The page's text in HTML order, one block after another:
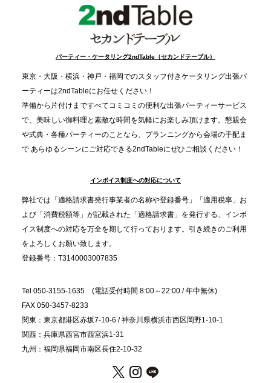
事提供を実施へ
TBS「Nスタ」で、2ndTable「1DISH」が紹介され
2025.11.21
プレスリリースのご案内｜忘年会は“移動時間ゼロ
分”の時代へ。法人注文が前年比5倍に伸びた「宅配
オードブル」が提案する、新しい乾杯文化
プレスリリースのご案内｜職場で完結する“忘年会・
納会ケータリング”が人気。幹事負担を軽減し、社内
コミュニケーションを促進
パーティー・ケータリング2ndTable（セカンドテーブル）
東京・大阪・横浜・神戸・福岡でのスタッフ付きケータリング出張パ
ーティーは2ndTableにお任せください！
準備から片付けまですべてコミコミの便利な出張パーティーサービス
で、美味しい御料理と素敵な時間を気軽にお楽しみ頂けます。懇親会
や式典・各種パーティーのことなら、プランニングから会場の手配ま
で あらゆるシーンにご対応できる2ndTableにぜひご相談ください！
インボイス制度への対応について
弊社では「適格請求書発行事業者の名称や登録番号」「適用税率」お
よび「消費税額等」が記載された「適格請求書」を発行する、インボ
イス制度への対応を万全を期して行っております。引き続きのご利用
をよろしくお願い致します。
登録番号：T3140003007835
Tel 050-3155-1635 (電話受付時間 8:00～22:00 / 年中無休)
FAX 050-3457-8233
関東：東京都港区赤坂7-10-6 / 神奈川県横浜市西区岡野1-10-1
関西：兵庫県西宮市西宮浜1-31
九州：福岡県福岡市南区長住2-10-32